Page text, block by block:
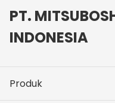
PT.
INDONESIA
Produk